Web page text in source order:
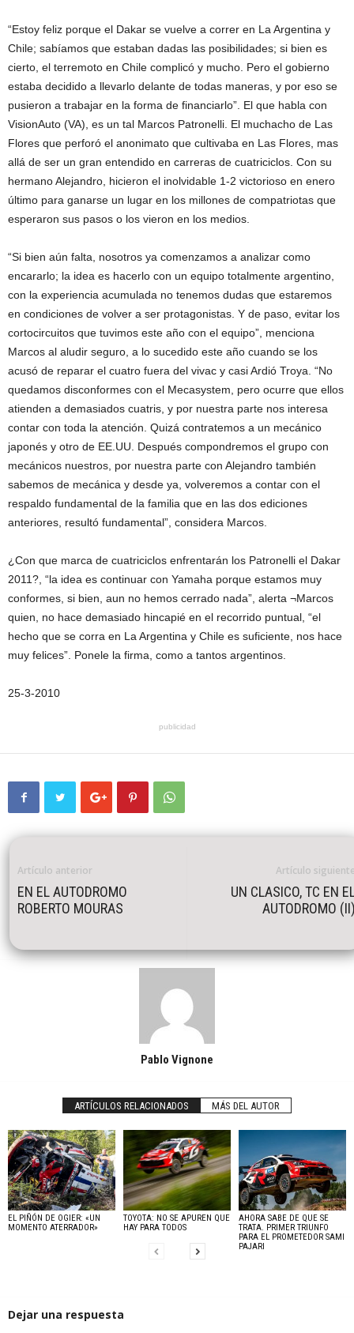
“Estoy feliz porque el Dakar se vuelve a correr en La Argentina y
Chile; sabíamos que estaban dadas las posibilidades; si bien es
cierto, el terremoto en Chile complicó y mucho. Pero el gobierno
estaba decidido a llevarlo delante de todas maneras, y por eso se
pusieron a trabajar en la forma de financiarlo”. El que habla con
VisionAuto (VA), es un tal Marcos Patronelli. El muchacho de Las
Flores que perforó el anonimato que cultivaba en Las Flores, mas
allá de ser un gran entendido en carreras de cuatriciclos. Con su
hermano Alejandro, hicieron el inolvidable 1-2 victorioso en enero
último para ganarse un lugar en los millones de compatriotas que
esperaron sus pasos o los vieron en los medios.
“Si bien aún falta, nosotros ya comenzamos a analizar como
encararlo; la idea es hacerlo con un equipo totalmente argentino,
con la experiencia acumulada no tenemos dudas que estaremos
en condiciones de volver a ser protagonistas. Y de paso, evitar los
cortocircuitos que tuvimos este año con el equipo”, menciona
Marcos al aludir seguro, a lo sucedido este año cuando se los
acusó de reparar el cuatro fuera del vivac y casi Ardió Troya. “No
quedamos disconformes con el Mecasystem, pero ocurre que ellos
atienden a demasiados cuatris, y por nuestra parte nos interesa
contar con toda la atención. Quizá contratemos a un mecánico
japonés y otro de EE.UU. Después compondremos el grupo con
mecánicos nuestros, por nuestra parte con Alejandro también
sabemos de mecánica y desde ya, volveremos a contar con el
respaldo fundamental de la familia que en las dos ediciones
anteriores, resultó fundamental”, considera Marcos.
¿Con que marca de cuatriciclos enfrentarán los Patronelli el Dakar
2011?, “la idea es continuar con Yamaha porque estamos muy
conformes, si bien, aun no hemos cerrado nada”, alerta ¬Marcos
quien, no hace demasiado hincapié en el recorrido puntual, “el
hecho que se corra en La Argentina y Chile es suficiente, nos hace
muy felices”. Ponele la firma, como a tantos argentinos.
25-3-2010
publicidad
Artículo anterior
EN EL AUTODROMO
ROBERTO MOURAS
Artículo
UN CLASICO, TC EN
AUTODROMO
Pablo Vignone
ARTÍCULOS RELACIONADOS MÁS DEL AUTOR
EL PIÑÓN DE OGIER: «UN
MOMENTO ATERRADOR»
TOYOTA: NO SE APUREN QUE
HAY PARA TODOS
AHORA SABE DE QUE SE
TRATA. PRIMER TRIUNFO
PARA EL PROMETEDOR SAMI
PAJARI
Dejar una respuesta